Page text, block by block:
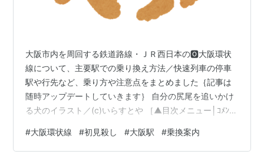
大阪市内を周回する鉄道路線・ＪＲ西日本の🅾️大阪環状
線について、主要駅での乗り換え方法／快速列車の停車
駅や行先など、乗り方や注意点をまとめました｛記事は
随時アップデートしていきます｝ 自分の尻尾を追いかけ
る犬のイラスト／(c)いらすとや ［▲目次メニュー│ｺﾒﾝﾄ
状線まとめ 編 ＊『スマホ･ファースト』を目指し、文章
を短文･箇条書きにしました。📱スマホ(スマートフォン)
#大阪環状線 #初見殺し #大阪駅 #乗換案内